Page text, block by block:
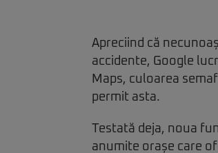
Apreciind că
accidente, Google
Maps, culoarea
permit asta.
Testată deja, noua
anumite orașe care